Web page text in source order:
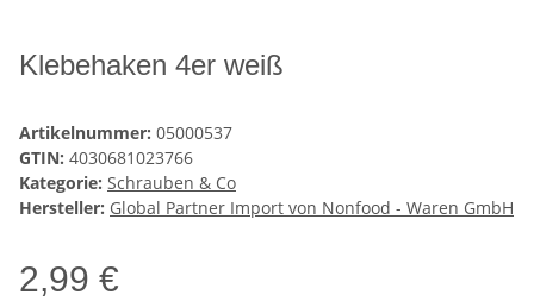
Klebehaken 4er weiß
Artikelnummer: 05000537
GTIN: 4030681023766
Kategorie: Schrauben & Co
Hersteller: Global Partner Import von Nonfood - Waren GmbH
2,99 €